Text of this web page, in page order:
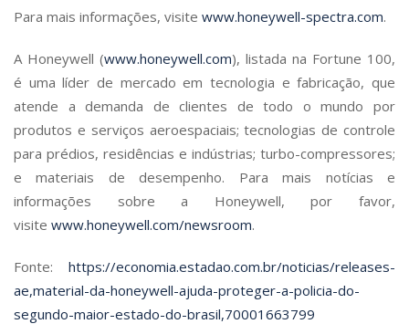
Para mais informações, visite www.honeywell-spectra.com.
A Honeywell (www.honeywell.com), listada na Fortune 100,
é uma líder de mercado em tecnologia e fabricação, que
atende a demanda de clientes de todo o mundo por
produtos e serviços aeroespaciais; tecnologias de controle
para prédios, residências e indústrias; turbo-compressores;
e materiais de desempenho. Para mais notícias e
informações sobre a Honeywell, por favor,
visite www.honeywell.com/newsroom.
Fonte: https://economia.estadao.com.br/noticias/releases-
ae,material-da-honeywell-ajuda-proteger-a-policia-do-
segundo-maior-estado-do-brasil,70001663799